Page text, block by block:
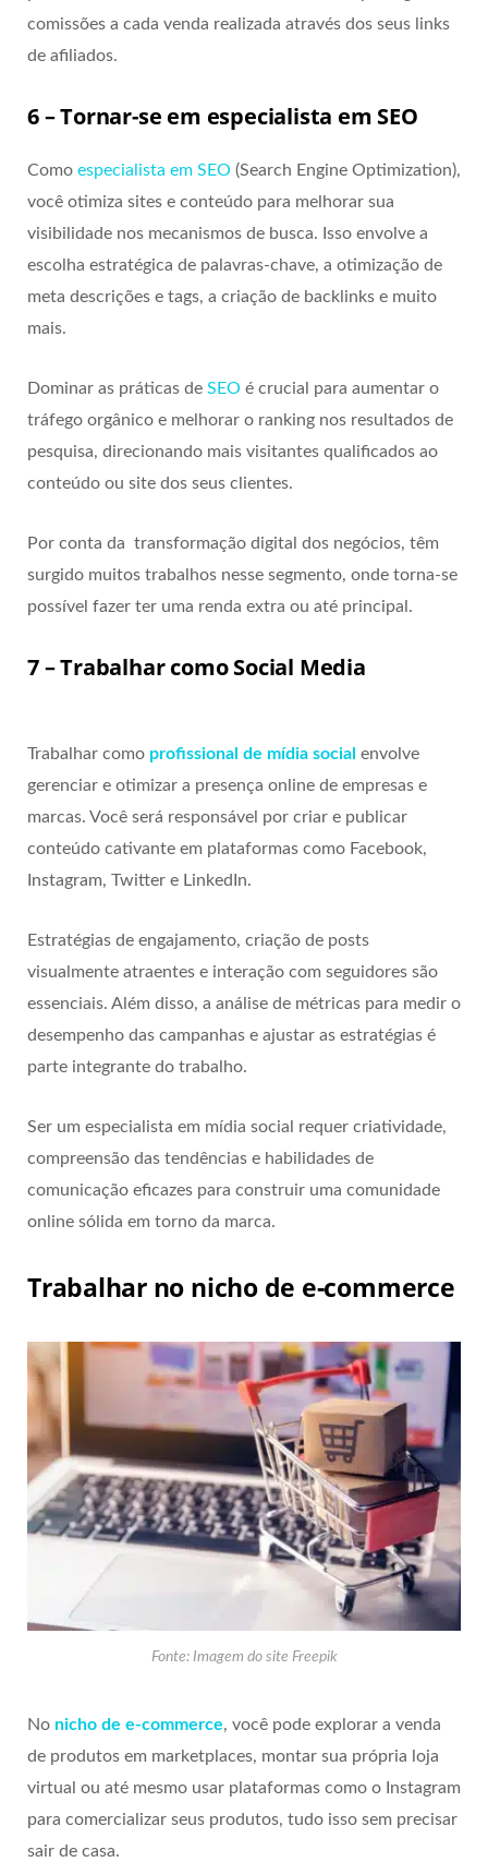
comissões a cada venda realizada através dos seus links
de afiliados.
6 – Tornar-se em especialista em SEO
Como especialista em SEO (Search Engine Optimization),
você otimiza sites e conteúdo para melhorar sua
visibilidade nos mecanismos de busca. Isso envolve a
escolha estratégica de palavras-chave, a otimização de
meta descrições e tags, a criação de backlinks e muito
mais.
Dominar as práticas de SEO é crucial para aumentar o
tráfego orgânico e melhorar o ranking nos resultados de
pesquisa, direcionando mais visitantes qualificados ao
conteúdo ou site dos seus clientes.
Por conta da transformação digital dos negócios, têm
surgido muitos trabalhos nesse segmento, onde torna-se
possível fazer ter uma renda extra ou até principal.
7 – Trabalhar como Social Media
Trabalhar como profissional de mídia social envolve
gerenciar e otimizar a presença online de empresas e
marcas. Você será responsável por criar e publicar
conteúdo cativante em plataformas como Facebook,
Instagram, Twitter e LinkedIn.
Estratégias de engajamento, criação de posts
visualmente atraentes e interação com seguidores são
essenciais. Além disso, a análise de métricas para medir o
desempenho das campanhas e ajustar as estratégias é
parte integrante do trabalho.
Ser um especialista em mídia social requer criatividade,
compreensão das tendências e habilidades de
comunicação eficazes para construir uma comunidade
online sólida em torno da marca.
Trabalhar no nicho de e-commerce
Fonte: Imagem do site Freepik
No nicho de e-commerce, você pode explorar a venda
de produtos em marketplaces, montar sua própria loja
virtual ou até mesmo usar plataformas como o Instagram
para comercializar seus produtos, tudo isso sem precisar
sair de casa.